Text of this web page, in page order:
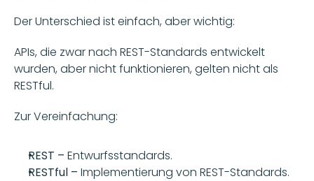
Der Unterschied ist einfach, aber wichtig:
APIs, die zwar nach REST-Standards entwickelt
wurden, aber nicht funktionieren, gelten nicht als
RESTful.
Zur Vereinfachung:
REST – Entwurfsstandards.
RESTful – Implementierung von REST-Standards.